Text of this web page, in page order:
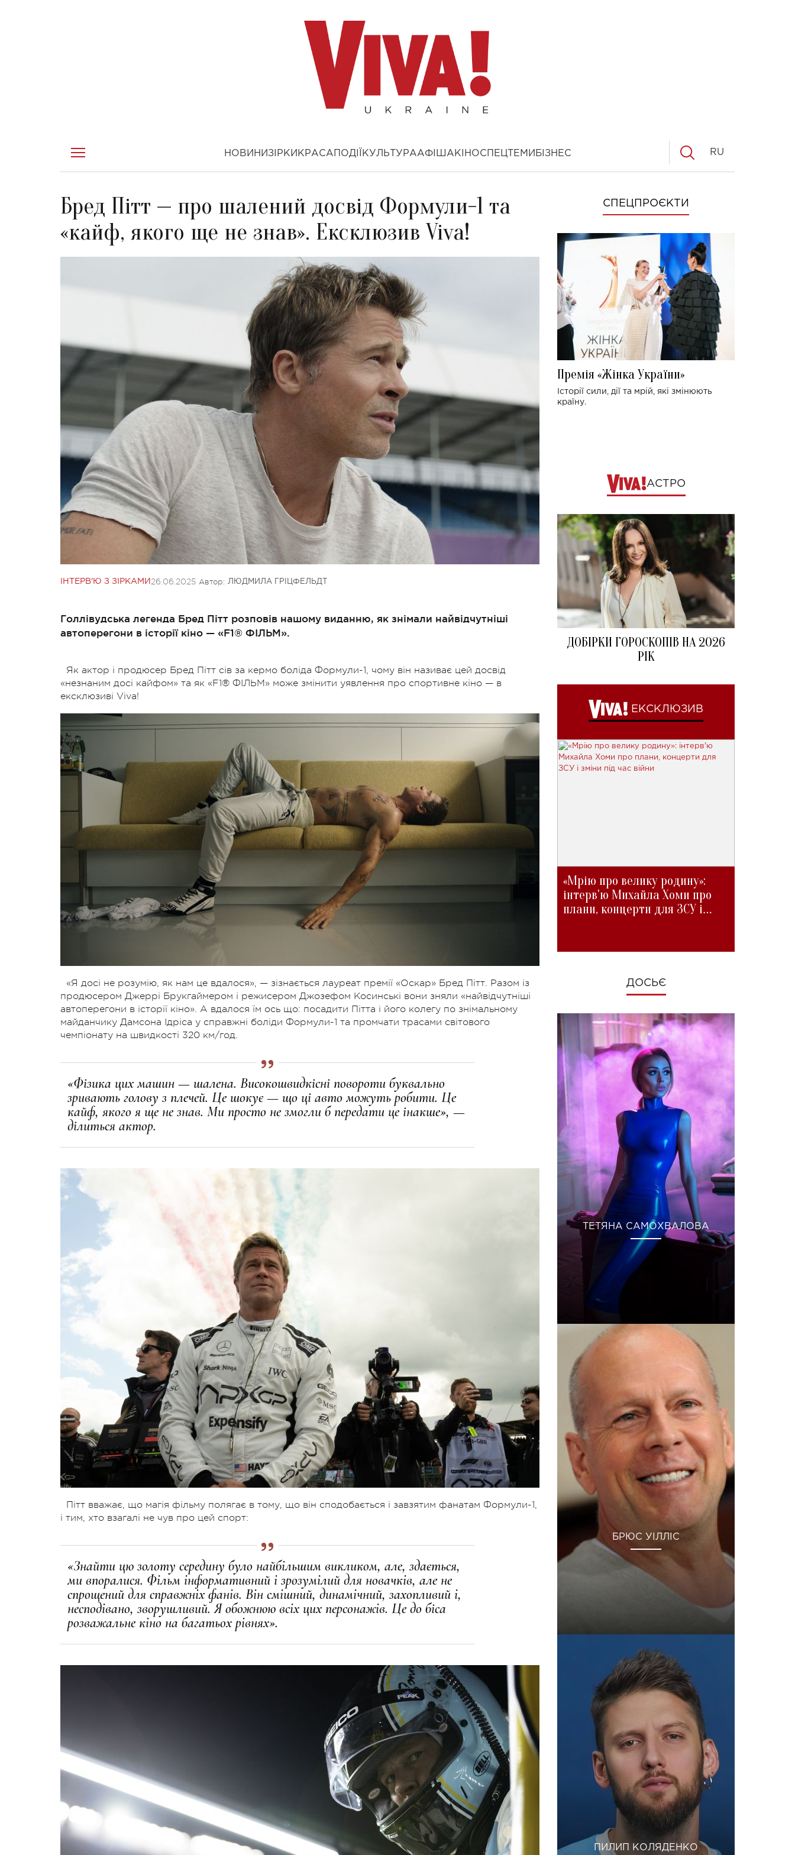
НОВИНИ ЗІРКИ КРАСА ПОДІЇ КУЛЬТУРААФІША КІНОСПЕЦТЕМИ БІЗНЕС RU
Бред Пітт — про шалений досвід Формули-1 та
«кайф, якого ще не знав». Ексклюзив Viva!
ІНТЕРВ'Ю З ЗІРКАМИ 26.06.2025 Автор: ЛЮДМИЛА ГРІЦФЕЛЬДТ
Голлівудська легенда Бред Пітт розповів нашому виданню, як знімали найвідчутніші
автоперегони в історії кіно — «F1® ФІЛЬМ».
Як актор і продюсер Бред Пітт сів за кермо боліда Формули-1, чому він називає цей досвід
«незнаним досі кайфом» та як «F1® ФІЛЬМ» може змінити уявлення про спортивне кіно — в
ексклюзиві Viva!
«Я досі не розумію, як нам це вдалося», — зізнається лауреат премії «Оскар» Бред Пітт. Разом із
продюсером Джеррі Брукгаймером і режисером Джозефом Косинські вони зняли «найвiдчутнішi
автоперегони в iсторiї кiно». А вдалося їм ось що: посадити Пітта і його колегу по знімальному
майданчику Дамсона Ідріса у справжні боліди Формули-1 та промчати трасами світового
чемпіонату на швидкості 320 км/год.
«Фізика цих машин — шалена. Високошвидкісні повороти буквально
зривають голову з плечей. Це шокує — що ці авто можуть робити. Це
кайф, якого я ще не знав. Ми просто не змогли б передати це інакше», —
ділиться актор.
Пітт вважає, що магія фільму полягає в тому, що він сподобається і завзятим фанатам Формули-1,
i тим, хто взагалi не чув про цей спорт:
«Знайти цю золоту середину було найбiльшим викликом, але, здається,
ми впоралися. Фiльм iнформативний i зрозумiлий для новачкiв, але не
спрощений для справжнiх фанiв. Вiн смiшний, динамiчний, захопливий i,
несподiвано, зворушливий. Я обожнюю всiх цих персонажiв. Це до біса
розважальне кiно на багатьох рiвнях».
СПЕЦПРОЄКТИ
Премія «Жінка України»
Історії сили, дії та мрій, які змінюють
країну.
АСТРО
ДОБІРКИ ГОРОСКОПІВ НА 2026
РІК
ЕКСКЛЮЗИВ
«Мрію про велику родину»:
інтерв'ю Михайла Хоми про
плани, концерти для ЗСУ і
ДОСЬЄ
ТЕТЯНА САМОХВАЛОВА
БРЮС УІЛЛІС
ПИЛИП КОЛЯДЕНКО